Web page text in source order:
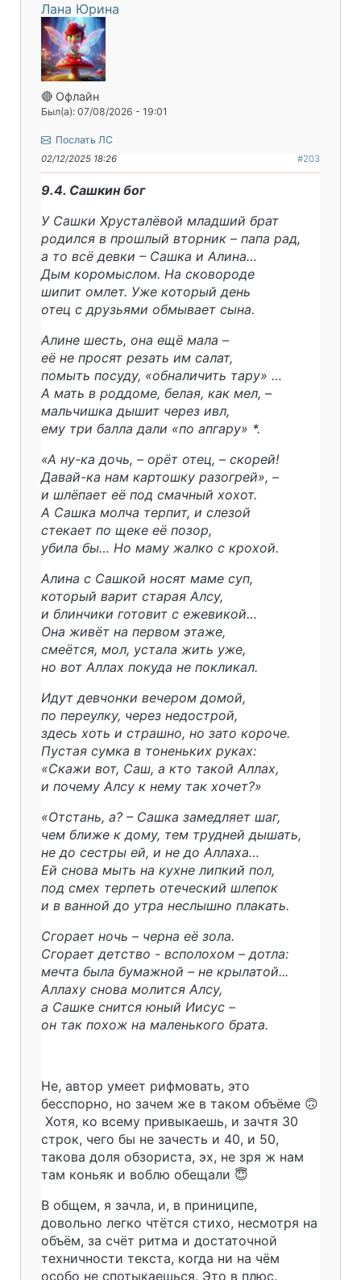
Лана Юрина
🔴 Офлайн
Был(а): 07/08/2026 - 19:01
Послать ЛС
02/12/2025 18:26 #203
9.4. Сашкин бог
У Сашки Хрусталёвой младший брат
родился в прошлый вторник – папа рад,
а то всё девки – Сашка и Алина…
Дым коромыслом. На сковороде
шипит омлет. Уже который день
отец с друзьями обмывает сына.
Алине шесть, она ещё мала –
её не просят резать им салат,
помыть посуду, «обналичить тару» …
А мать в роддоме, белая, как мел, –
мальчишка дышит через ивл,
ему три балла дали «по апгару» *.
«А ну-ка дочь, – орёт отец, – скорей!
Давай-ка нам картошку разогрей», –
и шлёпает её под смачный хохот.
А Сашка молча терпит, и слезой
стекает по щеке её позор,
убила бы… Но маму жалко с крохой.
Алина с Сашкой носят маме суп,
который варит старая Алсу,
и блинчики готовит с ежевикой…
Она живёт на первом этаже,
смеётся, мол, устала жить уже,
но вот Аллах покуда не покликал.
Идут девчонки вечером домой,
по переулку, через недострой,
здесь хоть и страшно, но зато короче.
Пустая сумка в тоненьких руках:
«Скажи вот, Саш, а кто такой Аллах,
и почему Алсу к нему так хочет?»
«Отстань, а? – Сашка замедляет шаг,
чем ближе к дому, тем трудней дышать,
не до сестры ей, и не до Аллаха…
Ей снова мыть на кухне липкий пол,
под смех терпеть отеческий шлепок
и в ванной до утра неслышно плакать.
Сгорает ночь – черна её зола.
Сгорает детство - всполохом – дотла:
мечта была бумажной – не крылатой...
Аллаху снова молится Алсу,
а Сашке снится юный Иисус –
он так похож на маленького брата.
Не, автор умеет рифмовать, это
бесспорно, но зачем же в таком объёме 🙃
Хотя, ко всему привыкаешь, и зачтя 30
строк, чего бы не зачесть и 40, и 50,
такова доля обзориста, эх, не зря ж нам
там коньяк и воблю обещали 😇
В общем, я зачла, и, в приниципе,
довольно легко чтётся стихо, несмотря на
объём, за счёт ритма и достаточной
техничности текста, когда ни на чём
особо не спотыкаешься. Это в плюс.